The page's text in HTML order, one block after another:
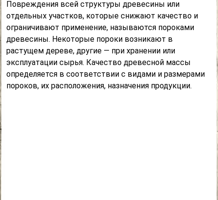
Повреждения всей структуры древесины или
отдельных участков, которые снижают качество и
ограничивают применение, называются пороками
древесины. Некоторые пороки возникают в
растущем дереве, другие — при хранении или
эксплуатации сырья. Качество древесной массы
определяется в соответствии с видами и размерами
пороков, их расположения, назначения продукции.